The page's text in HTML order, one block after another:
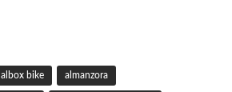
albox bike almanzora